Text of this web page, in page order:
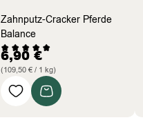
Zahnputz-Cracker Pferde
Balance
6,90€
(109,50 € / 1 kg)